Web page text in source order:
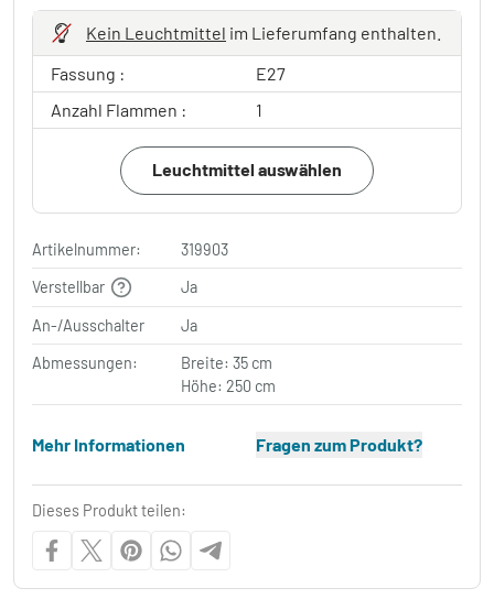
Kein Leuchtmittel im Lieferumfang enthalten.
Fassung :
E27
Anzahl Flammen :
1
Leuchtmittel auswählen
Artikelnummer:
319903
Verstellbar
Ja
An-/Ausschalter
Ja
Abmessungen:
Breite: 35 cm
Höhe: 250 cm
Mehr Informationen Fragen zum Produkt?
Dieses Produkt teilen: